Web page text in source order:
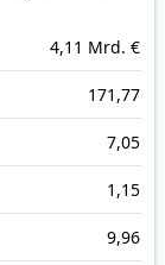
4,11 Mrd. €
171,77
7,05
1,15
9,96